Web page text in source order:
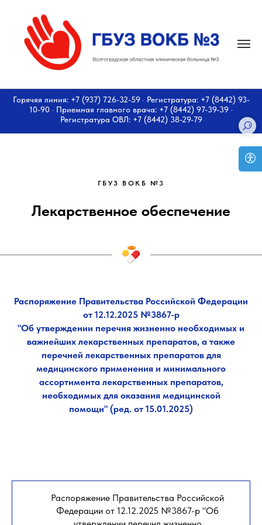
Горячяя линия: +7 (937) 726-32-59 · Регистратура: +7 (8442) 93-
10-90 · Приемная главного врача: +7 (8442) 97-39-39 ·
Регистратура ОВЛ: +7 (8442) 38-29-79
ГБУЗ ВОКБ №3
Лекарственное обеспечение
Распоряжение Правительства Российской Федерации
от 12.12.2025 №3867-р
"Об утверждении перечня жизненно необходимых и
важнейших лекарственных препаратов, а также
перечней лекарственных препаратов для
медицинского применения и минимального
ассортимента лекарственных препаратов,
необходимых для оказания медицинской
помощи" (ред. от 15.01.2025)
Распоряжение Правительства Российской
Федерации от 12.12.2025 №3867-р "Об